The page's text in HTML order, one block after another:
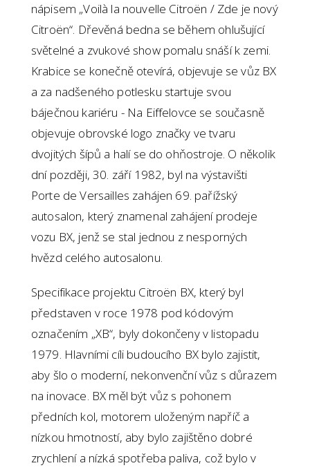
nápisem „Voilà la nouvelle Citroën / Zde je nový
Citroën“. Dřevěná bedna se během ohlušující
světelné a zvukové show pomalu snáší k zemi.
Krabice se konečně otevírá, objevuje se vůz BX
a za nadšeného potlesku startuje svou
báječnou kariéru - Na Eiffelovce se současně
objevuje obrovské logo značky ve tvaru
dvojitých šípů a halí se do ohňostroje. O několik
dní později, 30. září 1982, byl na výstavišti
Porte de Versailles zahájen 69. pařížský
autosalon, který znamenal zahájení prodeje
vozu BX, jenž se stal jednou z nesporných
hvězd celého autosalonu.
Specifikace projektu Citroën BX, který byl
představen v roce 1978 pod kódovým
označením „XB“, byly dokončeny v listopadu
1979. Hlavními cíli budoucího BX bylo zajistit,
aby šlo o moderní, nekonvenční vůz s důrazem
na inovace. BX měl být vůz s pohonem
předních kol, motorem uloženým napříč a
nízkou hmotností, aby bylo zajištěno dobré
zrychlení a nízká spotřeba paliva, což bylo v